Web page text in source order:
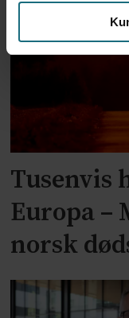
Tusenvis
Europa –
norsk